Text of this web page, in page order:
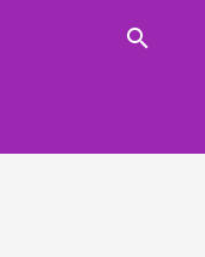
search